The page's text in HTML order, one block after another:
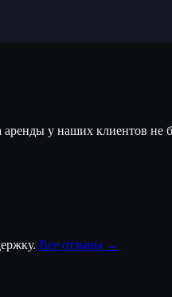
аренды у наших клиентов
Все отзывы →